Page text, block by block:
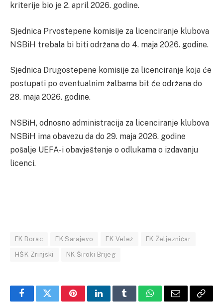
kriterije bio je 2. april 2026. godine.
Sjednica Prvostepene komisije za licenciranje klubova
NSBiH trebala bi biti održana do 4. maja 2026. godine.
Sjednica Drugostepene komisije za licenciranje koja će
postupati po eventualnim žalbama bit će održana do
28. maja 2026. godine.
NSBiH, odnosno administracija za licenciranje klubova
NSBiH ima obavezu da do 29. maja 2026. godine
pošalje UEFA-i obavještenje o odlukama o izdavanju
licenci.
FK Borac FK Sarajevo FK Velež FK Željezničar
HŠK Zrinjski NK Široki Brijeg
FacebookTwitterPinterestLinkedInTumblrWhatsApp
Email Copy